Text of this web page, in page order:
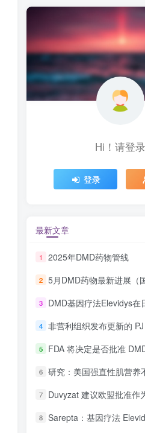
Hi！请登录
登录
最新文章
1 2025年DMD药物管线
2 5月DMD药物最新进展（
3 DMD基因疗法Elevidys在日本
4 非营利组织发布更新的 PJ Nicholoff 杜氏肌营养不良
5 FDA 将决定是否批准 DMD 心肌
6 研究：美国强直性肌营养不良症患者
7 Duvyzat 建议欧盟批准作为
8 Sarepta：基因疗法 Elevidys 为